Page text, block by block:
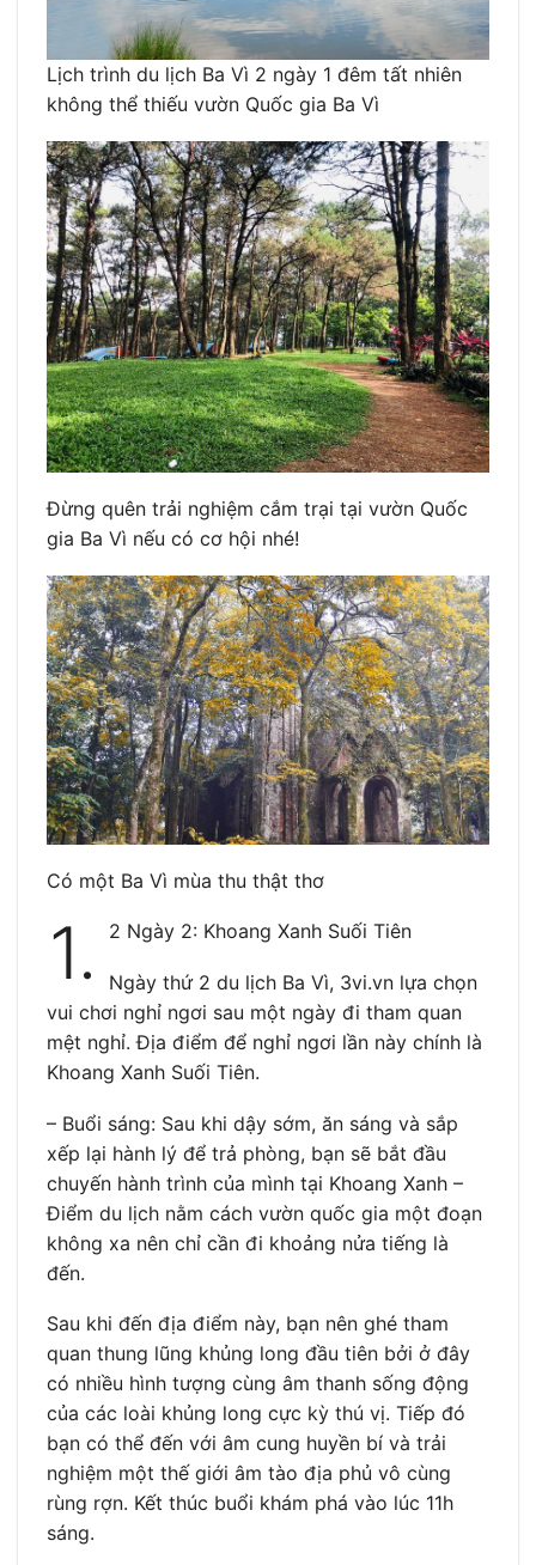
Lịch trình du lịch Ba Vì 2 ngày 1 đêm tất nhiên
không thể thiếu vườn Quốc gia Ba Vì
Đừng quên trải nghiệm cắm trại tại vườn Quốc
gia Ba Vì nếu có cơ hội nhé!
Có một Ba Vì mùa thu thật thơ
1. 2 Ngày 2: Khoang Xanh Suối Tiên
Ngày thứ 2 du lịch Ba Vì, 3vi.vn lựa chọn
vui chơi nghỉ ngơi sau một ngày đi tham quan
mệt nghỉ. Địa điểm để nghỉ ngơi lần này chính là
Khoang Xanh Suối Tiên.
– Buổi sáng: Sau khi dậy sớm, ăn sáng và sắp
xếp lại hành lý để trả phòng, bạn sẽ bắt đầu
chuyến hành trình của mình tại Khoang Xanh –
Điểm du lịch nằm cách vườn quốc gia một đoạn
không xa nên chỉ cần đi khoảng nửa tiếng là
đến.
Sau khi đến địa điểm này, bạn nên ghé tham
quan thung lũng khủng long đầu tiên bởi ở đây
có nhiều hình tượng cùng âm thanh sống động
của các loài khủng long cực kỳ thú vị. Tiếp đó
bạn có thể đến với âm cung huyền bí và trải
nghiệm một thế giới âm tào địa phủ vô cùng
rùng rợn. Kết thúc buổi khám phá vào lúc 11h
sáng.